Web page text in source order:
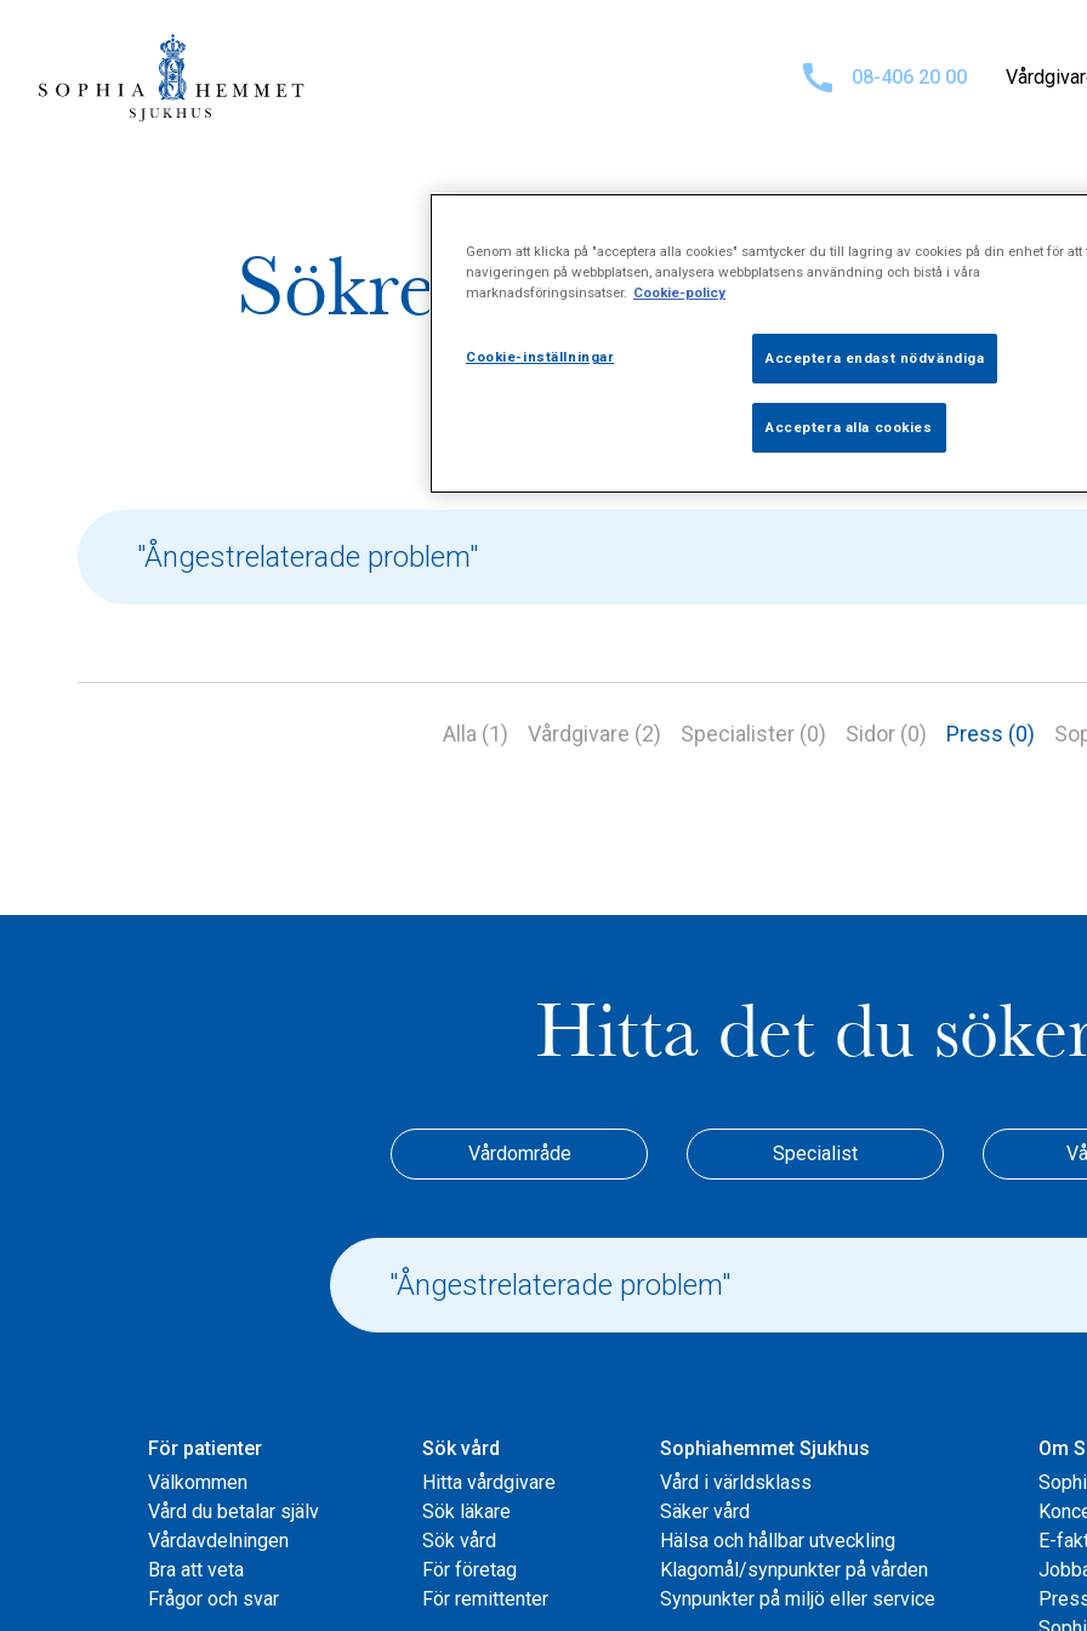
08-406 20 00
Sökresultat för
problem"
Alla (1) Vårdgivare (2) Specialister (0) Sidor (0) Press (0)
Hitta det du
Vårdområde Specialist
För patienter
Välkommen
Vård du betalar själv
Vårdavdelningen
Bra att veta
Frågor och svar
Sök vård
Hitta vårdgivare
Sök läkare
Sök vård
För företag
För remittenter
Sophiahemmet Sjukhus
Vård i världsklass
Säker vård
Hälsa och hållbar utveckling
Klagomål/synpunkter på vården
Synpunkter på miljö eller service
Om
E-
Genom att klicka på "acceptera alla cookies" samtycker du till lagring av cookies på din enhet för att
navigeringen på webbplatsen, analysera webbplatsens användning och bistå i våra
marknadsföringsinsatser. Cookie-policy
Cookie-inställningar Acceptera endast nödvändiga
Acceptera alla cookies